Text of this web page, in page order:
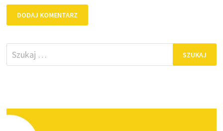
Szukaj: